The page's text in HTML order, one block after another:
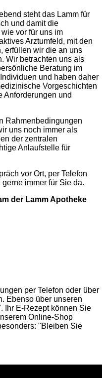
steht das Lamm für
und damit die
vor für uns im
Arztumfeld, mit den
erfüllen wir die an uns
Wir betrachten uns als
Beratung im
und haben daher
Vorgeschichten
Anforderungen und
Rahmenbedingungen
uns noch immer als
der zentralen
Anlaufstelle für
vor Ort, per Telefon
immer für Sie da.
der Lamm Apotheke
per Telefon oder über
Ebenso über unseren
. Ihr E-Rezept können Sie
Online-Shop
"Bleiben Sie